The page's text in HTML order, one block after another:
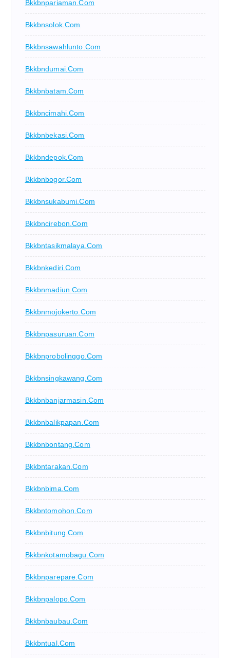
Bkkbnpariaman.com
Bkkbnsolok.com
Bkkbnsawahlunto.com
Bkkbndumai.com
Bkkbnbatam.com
Bkkbncimahi.com
Bkkbnbekasi.com
Bkkbndepok.com
Bkkbnbogor.com
Bkkbnsukabumi.com
Bkkbncirebon.com
Bkkbntasikmalaya.com
Bkkbnkediri.com
Bkkbnmadiun.com
Bkkbnmojokerto.com
Bkkbnpasuruan.com
Bkkbnprobolinggo.com
Bkkbnsingkawang.com
Bkkbnbanjarmasin.com
Bkkbnbalikpapan.com
Bkkbnbontang.com
Bkkbntarakan.com
Bkkbnbima.com
Bkkbntomohon.com
Bkkbnbitung.com
Bkkbnkotamobagu.com
Bkkbnparepare.com
Bkkbnpalopo.com
Bkkbnbaubau.com
Bkkbntual.com